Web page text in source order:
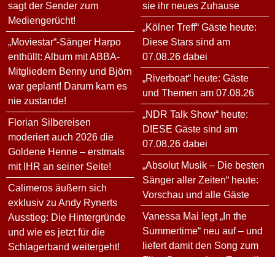
sagt der Sender zum
Mediengerücht!
„Moviestar“-Sänger Harpo
enthüllt: Album mit ABBA-
Mitgliedern Benny und Björn
war geplant! Darum kam es
nie zustande!
Florian Silbereisen
moderiert auch 2026 die
Goldene Henne – erstmals
mit IHR an seiner Seite!
Calimeros äußern sich
exklusiv zu Andy Rynerts
Ausstieg: Die Hintergründe
und wie es jetzt für die
Schlagerband weitergeht!
sie ihr neues Zuhause
„Kölner Treff“ Gäste heute:
Diese Stars sind am
07.08.26 dabei
„Riverboat“ heute: Gäste
und Themen am 07.08.26
„NDR Talk Show“ heute:
DIESE Gäste sind am
07.08.26 dabei
„Absolut Musik – Die besten
Sänger aller Zeiten“ heute:
Vorschau und alle Gäste
Vanessa Mai legt „In the
Summertime“ neu auf – und
liefert damit den Song zum